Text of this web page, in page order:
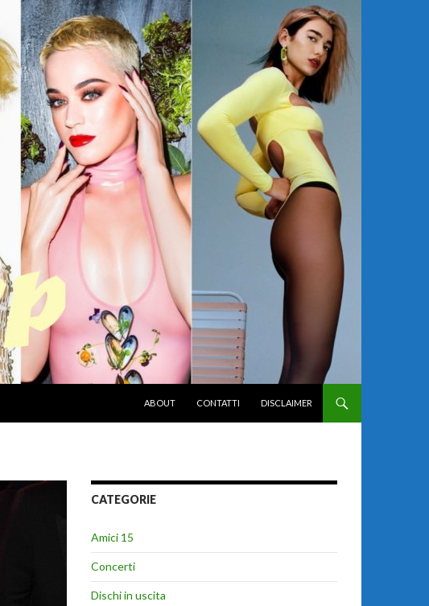
ABOUT
CONTATTI DISCLAIMER
CATEGORIE
Amici 15
Concerti
Dischi in uscita